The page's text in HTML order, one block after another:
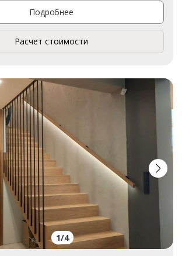
Подробнее
Расчет стоимости
1/4